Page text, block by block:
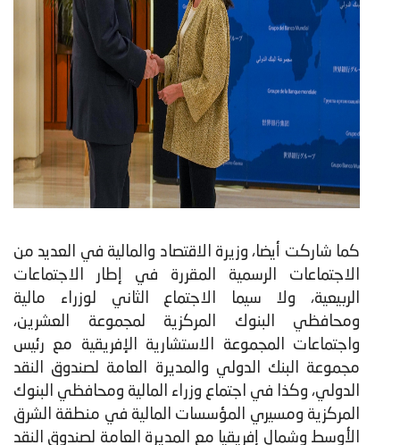
كما شاركت أيضا، وزيرة الاقتصاد والمالية في العديد من
الاجتماعات الرسمية المقررة في إطار الاجتماعات
الربيعية، ولا سيما الاجتماع الثاني لوزراء مالية
ومحافظي البنوك المركزية لمجموعة العشرين،
واجتماعات المجموعة الاستشارية الإفريقية مع رئيس
مجموعة البنك الدولي والمديرة العامة لصندوق النقد
الدولي، وكذا في اجتماع وزراء المالية ومحافظي البنوك
المركزية ومسيري المؤسسات المالية في منطقة الشرق
الأوسط وشمال إفريقيا مع المديرة العامة لصندوق النقد